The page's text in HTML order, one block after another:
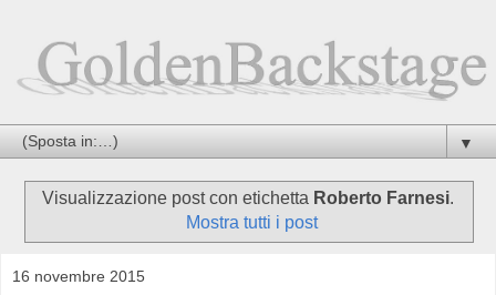
▼
Visualizzazione post con etichetta Roberto Farnesi.
Mostra tutti i post
16 novembre 2015